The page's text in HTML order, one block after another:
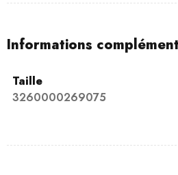
Informations
Taille
3260000269075